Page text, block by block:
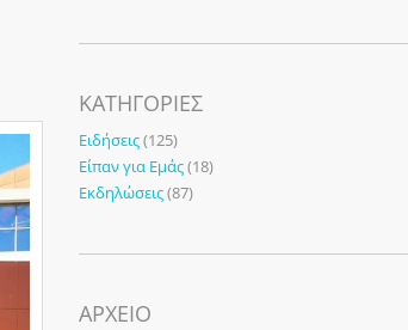
KΑΤΗΓΟΡΊΕΣ
Ειδήσεις(125)
Είπαν για Εμάς(18)
Εκδηλώσεις(87)
ΑΡΧΕΙΟ